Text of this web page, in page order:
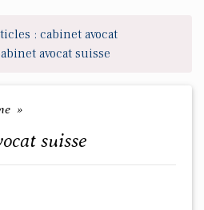
: cabinet avocat
avocat suisse
»
suisse